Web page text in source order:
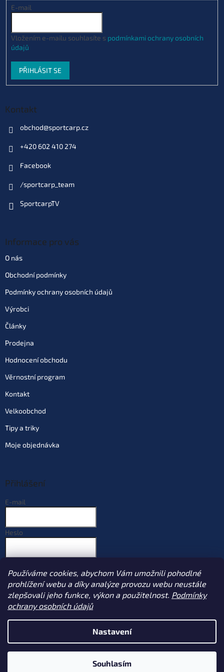
Používáme cookies, abychom Vám umožnili pohodlné
prohlížení webu a díky analýze provozu webu neustále
zlepšovali jeho funkce, výkon a použitelnost. Podmínky
ochrany osobních údajů
Nastavení
Souhlasím
E-mail
Vložením e-mailu souhlasíte s podmínkami ochrany osobních
údajů
PŘIHLÁSIT SE
Kontakt
obchod@sportcarp.cz
+420 602 410 274
Facebook
/sportcarp_team
SportcarpTV
Informace pro vás
O nás
Obchodní podmínky
Podmínky ochrany osobních údajů
Výrobci
Články
Prodejna
Hodnocení obchodu
Věrnostní program
Kontakt
Velkoobchod
Tipy a triky
Moje objednávka
Přihlášení
E-mail
Heslo
Nová registrace
Zapomenuté heslo
nastavení cookies